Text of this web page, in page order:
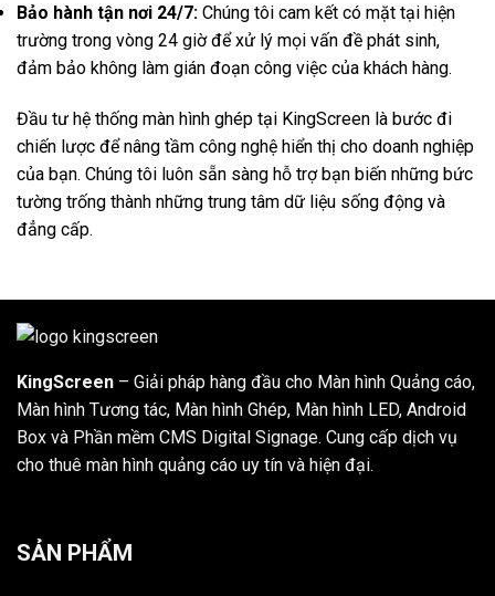
Bảo hành tận nơi 24/7: Chúng tôi cam kết có mặt tại hiện
trường trong vòng 24 giờ để xử lý mọi vấn đề phát sinh,
đảm bảo không làm gián đoạn công việc của khách hàng.
Đầu tư hệ thống màn hình ghép tại KingScreen là bước đi
chiến lược để nâng tầm công nghệ hiển thị cho doanh nghiệp
của bạn. Chúng tôi luôn sẵn sàng hỗ trợ bạn biến những bức
tường trống thành những trung tâm dữ liệu sống động và
đẳng cấp.
KingScreen – Giải pháp hàng đầu cho Màn hình Quảng cáo,
Màn hình Tương tác, Màn hình Ghép, Màn hình LED, Android
Box và Phần mềm CMS Digital Signage. Cung cấp dịch vụ
cho thuê màn hình quảng cáo uy tín và hiện đại.
SẢN PHẨM